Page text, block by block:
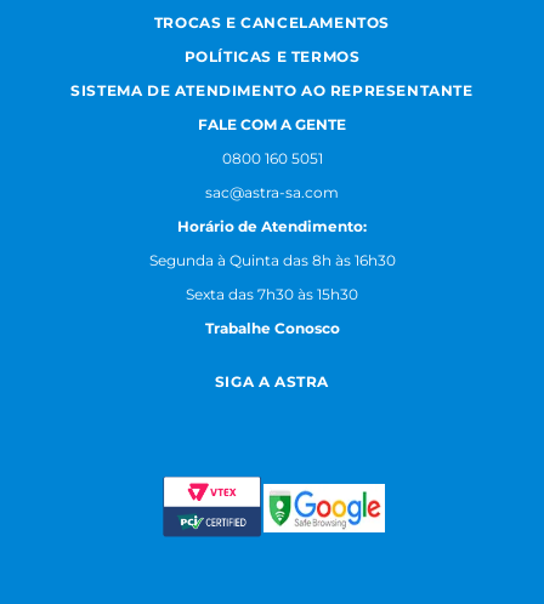
TROCAS E CANCELAMENTOS
POLÍTICAS E TERMOS
SISTEMA DE ATENDIMENTO AO REPRESENTANTE
FALE COM A GENTE
0800 160 5051
sac@astra-sa.com
Horário de Atendimento:
Segunda à Quinta das 8h às 16h30
Sexta das 7h30 às 15h30
Trabalhe Conosco
SIGA A ASTRA